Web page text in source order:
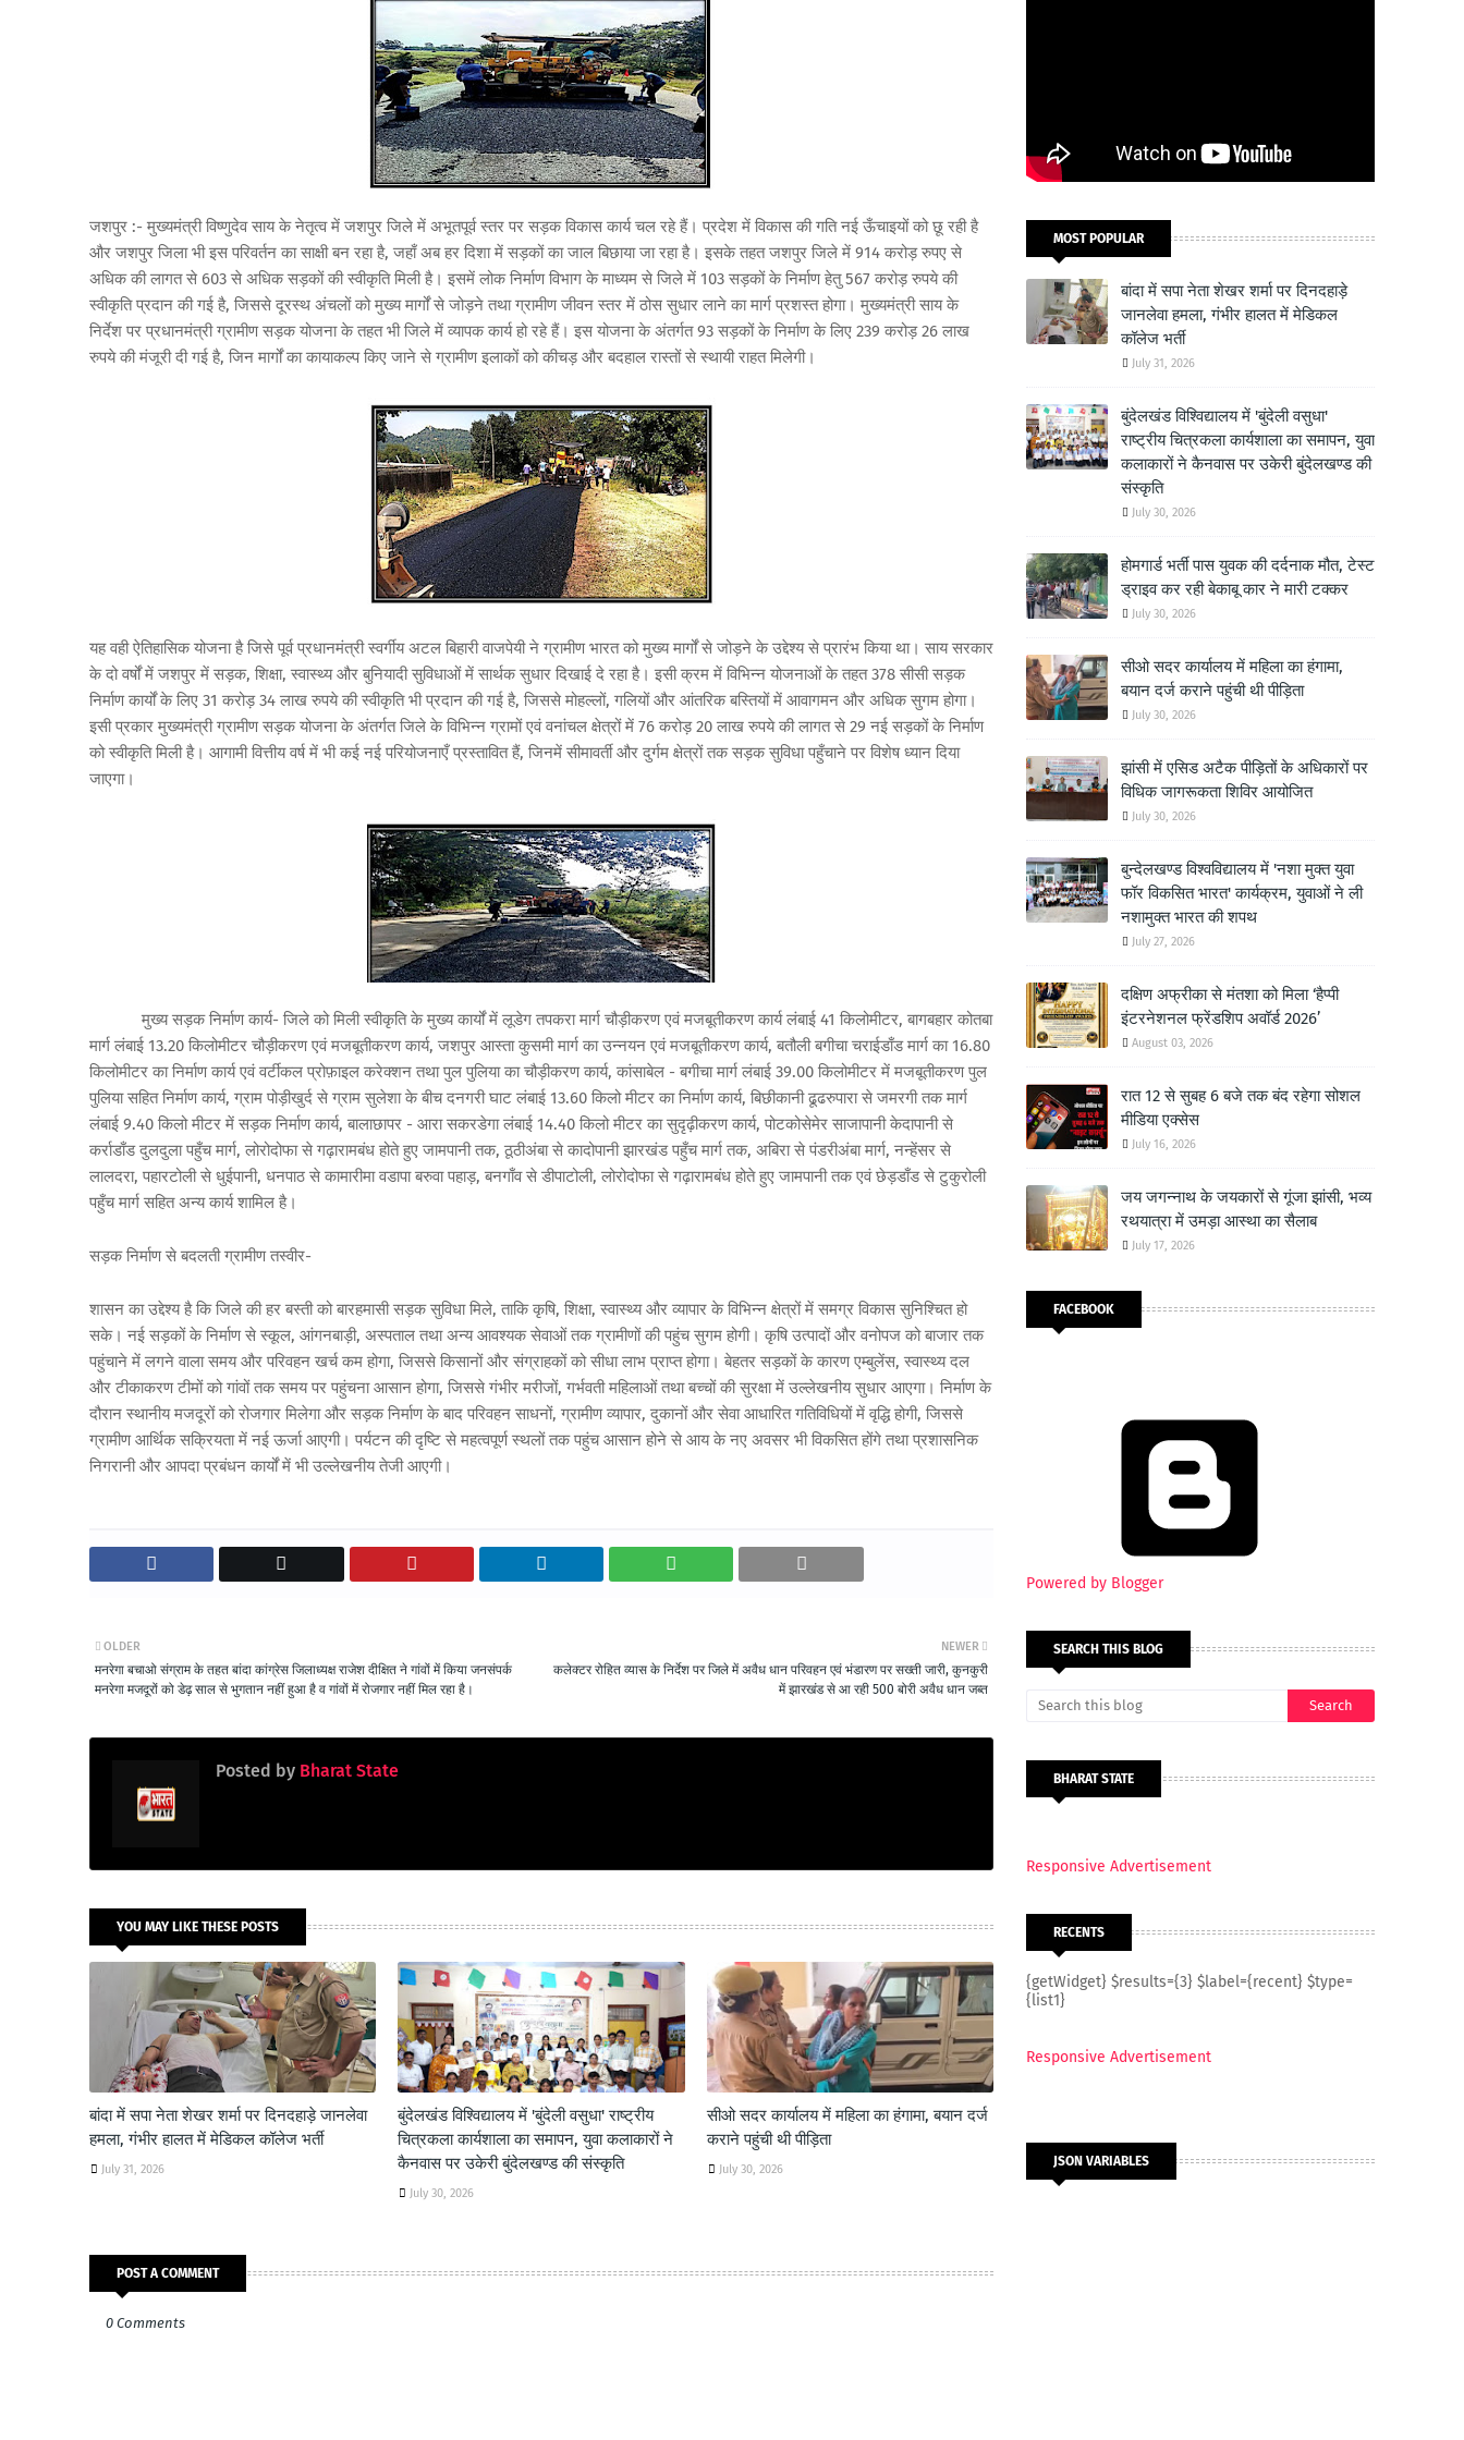
जशपुर :- मुख्यमंत्री विष्णुदेव साय के नेतृत्व में जशपुर जिले में अभूतपूर्व स्तर पर सड़क विकास कार्य चल रहे हैं। प्रदेश में विकास की गति नई ऊँचाइयों को छू रही है
और जशपुर जिला भी इस परिवर्तन का साक्षी बन रहा है, जहाँ अब हर दिशा में सड़कों का जाल बिछाया जा रहा है। इसके तहत जशपुर जिले में 914 करोड़ रुपए से
अधिक की लागत से 603 से अधिक सड़कों की स्वीकृति मिली है। इसमें लोक निर्माण विभाग के माध्यम से जिले में 103 सड़कों के निर्माण हेतु 567 करोड़ रुपये की
स्वीकृति प्रदान की गई है, जिससे दूरस्थ अंचलों को मुख्य मार्गों से जोड़ने तथा ग्रामीण जीवन स्तर में ठोस सुधार लाने का मार्ग प्रशस्त होगा। मुख्यमंत्री साय के
निर्देश पर प्रधानमंत्री ग्रामीण सड़क योजना के तहत भी जिले में व्यापक कार्य हो रहे हैं। इस योजना के अंतर्गत 93 सड़कों के निर्माण के लिए 239 करोड़ 26 लाख
रुपये की मंजूरी दी गई है, जिन मार्गों का कायाकल्प किए जाने से ग्रामीण इलाकों को कीचड़ और बदहाल रास्तों से स्थायी राहत मिलेगी।
यह वही ऐतिहासिक योजना है जिसे पूर्व प्रधानमंत्री स्वर्गीय अटल बिहारी वाजपेयी ने ग्रामीण भारत को मुख्य मार्गों से जोड़ने के उद्देश्य से प्रारंभ किया था। साय सरकार
के दो वर्षों में जशपुर में सड़क, शिक्षा, स्वास्थ्य और बुनियादी सुविधाओं में सार्थक सुधार दिखाई दे रहा है। इसी क्रम में विभिन्न योजनाओं के तहत 378 सीसी सड़क
निर्माण कार्यों के लिए 31 करोड़ 34 लाख रुपये की स्वीकृति भी प्रदान की गई है, जिससे मोहल्लों, गलियों और आंतरिक बस्तियों में आवागमन और अधिक सुगम होगा।
इसी प्रकार मुख्यमंत्री ग्रामीण सड़क योजना के अंतर्गत जिले के विभिन्न ग्रामों एवं वनांचल क्षेत्रों में 76 करोड़ 20 लाख रुपये की लागत से 29 नई सड़कों के निर्माण
को स्वीकृति मिली है। आगामी वित्तीय वर्ष में भी कई नई परियोजनाएँ प्रस्तावित हैं, जिनमें सीमावर्ती और दुर्गम क्षेत्रों तक सड़क सुविधा पहुँचाने पर विशेष ध्यान दिया
जाएगा।
मुख्य सड़क निर्माण कार्य- जिले को मिली स्वीकृति के मुख्य कार्यों में लूडेग तपकरा मार्ग चौड़ीकरण एवं मजबूतीकरण कार्य लंबाई 41 किलोमीटर, बागबहार कोतबा
मार्ग लंबाई 13.20 किलोमीटर चौड़ीकरण एवं मजबूतीकरण कार्य, जशपुर आस्ता कुसमी मार्ग का उन्नयन एवं मजबूतीकरण कार्य, बतौली बगीचा चराईडाँड मार्ग का 16.80
किलोमीटर का निर्माण कार्य एवं वर्टीकल प्रोफ़ाइल करेक्शन तथा पुल पुलिया का चौड़ीकरण कार्य, कांसाबेल - बगीचा मार्ग लंबाई 39.00 किलोमीटर में मजबूतीकरण पुल
पुलिया सहित निर्माण कार्य, ग्राम पोड़ीखुर्द से ग्राम सुलेशा के बीच दनगरी घाट लंबाई 13.60 किलो मीटर का निर्माण कार्य, बिछीकानी ढूढरुपारा से जमरगी तक मार्ग
लंबाई 9.40 किलो मीटर में सड़क निर्माण कार्य, बालाछापर - आरा सकरडेगा लंबाई 14.40 किलो मीटर का सुदृढ़ीकरण कार्य, पोटकोसेमेर साजापानी केदापानी से
कर्राडाँड दुलदुला पहुँच मार्ग, लोरोदोफा से गढ़ारामबंध होते हुए जामपानी तक, ठूठीअंबा से कादोपानी झारखंड पहुँच मार्ग तक, अबिरा से पंडरीअंबा मार्ग, नन्हेंसर से
लालदरा, पहारटोली से धुईपानी, धनपाठ से कामारीमा वडापा बरुवा पहाड़, बनगाँव से डीपाटोली, लोरोदोफा से गढ़ारामबंध होते हुए जामपानी तक एवं छेड़डाँड से टुकुरोली
पहुँच मार्ग सहित अन्य कार्य शामिल है।
सड़क निर्माण से बदलती ग्रामीण तस्वीर-
शासन का उद्देश्य है कि जिले की हर बस्ती को बारहमासी सड़क सुविधा मिले, ताकि कृषि, शिक्षा, स्वास्थ्य और व्यापार के विभिन्न क्षेत्रों में समग्र विकास सुनिश्चित हो
सके। नई सड़कों के निर्माण से स्कूल, आंगनबाड़ी, अस्पताल तथा अन्य आवश्यक सेवाओं तक ग्रामीणों की पहुंच सुगम होगी। कृषि उत्पादों और वनोपज को बाजार तक
पहुंचाने में लगने वाला समय और परिवहन खर्च कम होगा, जिससे किसानों और संग्राहकों को सीधा लाभ प्राप्त होगा। बेहतर सड़कों के कारण एम्बुलेंस, स्वास्थ्य दल
और टीकाकरण टीमों को गांवों तक समय पर पहुंचना आसान होगा, जिससे गंभीर मरीजों, गर्भवती महिलाओं तथा बच्चों की सुरक्षा में उल्लेखनीय सुधार आएगा। निर्माण के
दौरान स्थानीय मजदूरों को रोजगार मिलेगा और सड़क निर्माण के बाद परिवहन साधनों, ग्रामीण व्यापार, दुकानों और सेवा आधारित गतिविधियों में वृद्धि होगी, जिससे
ग्रामीण आर्थिक सक्रियता में नई ऊर्जा आएगी। पर्यटन की दृष्टि से महत्वपूर्ण स्थलों तक पहुंच आसान होने से आय के नए अवसर भी विकसित होंगे तथा प्रशासनिक
निगरानी और आपदा प्रबंधन कार्यों में भी उल्लेखनीय तेजी आएगी।
NEWER
कलेक्टर रोहित व्यास के निर्देश पर जिले में अवैध धान परिवहन एवं भंडारण पर सख्ती जारी, कुनकुरी
में झारखंड से आ रही 500 बोरी अवैध धान जब्त
OLDER
मनरेगा बचाओ संग्राम के तहत बांदा कांग्रेस जिलाध्यक्ष राजेश दीक्षित ने गांवों में किया जनसंपर्क
मनरेगा मजदूरों को डेढ़ साल से भुगतान नहीं हुआ है व गांवों में रोजगार नहीं मिल रहा है।
Posted by Bharat State
YOU MAY LIKE THESE POSTS
बांदा में सपा नेता शेखर शर्मा पर दिनदहाड़े जानलेवा
हमला, गंभीर हालत में मेडिकल कॉलेज भर्ती
July 31, 2026
बुंदेलखंड विश्विद्यालय में 'बुंदेली वसुधा' राष्ट्रीय
चित्रकला कार्यशाला का समापन, युवा कलाकारों ने
कैनवास पर उकेरी बुंदेलखण्ड की संस्कृति
July 30, 2026
सीओ सदर कार्यालय में महिला का हंगामा, बयान दर्ज
कराने पहुंची थी पीड़िता
July 30, 2026
POST A COMMENT
0 Comments
MOST POPULAR
बांदा में सपा नेता शेखर शर्मा पर दिनदहाड़े
जानलेवा हमला, गंभीर हालत में मेडिकल
कॉलेज भर्ती
July 31, 2026
बुंदेलखंड विश्विद्यालय में 'बुंदेली वसुधा'
राष्ट्रीय चित्रकला कार्यशाला का समापन, युवा
कलाकारों ने कैनवास पर उकेरी बुंदेलखण्ड की
संस्कृति
July 30, 2026
होमगार्ड भर्ती पास युवक की दर्दनाक मौत, टेस्ट
ड्राइव कर रही बेकाबू कार ने मारी टक्कर
July 30, 2026
सीओ सदर कार्यालय में महिला का हंगामा,
बयान दर्ज कराने पहुंची थी पीड़िता
July 30, 2026
झांसी में एसिड अटैक पीड़ितों के अधिकारों पर
विधिक जागरूकता शिविर आयोजित
July 30, 2026
बुन्देलखण्ड विश्वविद्यालय में 'नशा मुक्त युवा
फॉर विकसित भारत' कार्यक्रम, युवाओं ने ली
नशामुक्त भारत की शपथ
July 27, 2026
दक्षिण अफ्रीका से मंतशा को मिला ‘हैप्पी
इंटरनेशनल फ्रेंडशिप अवॉर्ड 2026’
August 03, 2026
रात 12 से सुबह 6 बजे तक बंद रहेगा सोशल
मीडिया एक्सेस
July 16, 2026
जय जगन्नाथ के जयकारों से गूंजा झांसी, भव्य
रथयात्रा में उमड़ा आस्था का सैलाब
July 17, 2026
FACEBOOK
Powered by Blogger
SEARCH THIS BLOG
BHARAT STATE
Responsive Advertisement
RECENTS
{getWidget} $results={3} $label={recent} $type=
{list1}
Responsive Advertisement
JSON VARIABLES